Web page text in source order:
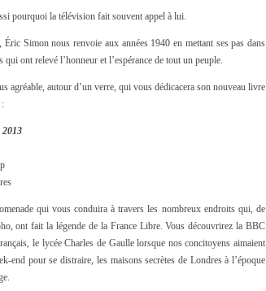
pourquoi la télévision fait souvent appel à lui.
Simon nous renvoie aux années 1940 en mettant ses pas dans
ont relevé l’honneur et l’espérance de tout un peuple.
agréable, autour d’un verre, qui vous dédicacera son nouveau livre
:
2013
qui vous conduira à travers les nombreux endroits qui, de
ont fait la légende de la France Libre. Vous découvrirez la BBC
le lycée Charles de Gaulle lorsque nos concitoyens aimaient
end pour se distraire, les maisons secrètes de Londres à l’époque